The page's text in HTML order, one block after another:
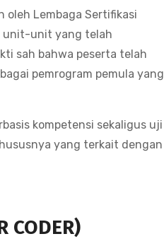
oleh Lembaga Sertifikasi
unit-unit yang telah
sah bahwa peserta telah
pemrogram pemula yang
kompetensi sekaligus uji
yang terkait dengan
CODER)